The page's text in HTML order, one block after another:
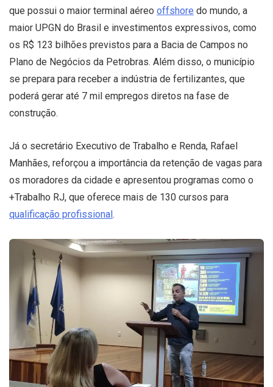
que possui o maior terminal aéreo offshore do mundo, a
maior UPGN do Brasil e investimentos expressivos, como
os R$ 123 bilhões previstos para a Bacia de Campos no
Plano de Negócios da Petrobras. Além disso, o município
se prepara para receber a indústria de fertilizantes, que
poderá gerar até 7 mil empregos diretos na fase de
construção.
Já o secretário Executivo de Trabalho e Renda, Rafael
Manhães, reforçou a importância da retenção de vagas para
os moradores da cidade e apresentou programas como o
+Trabalho RJ, que oferece mais de 130 cursos para
qualificação profissional.